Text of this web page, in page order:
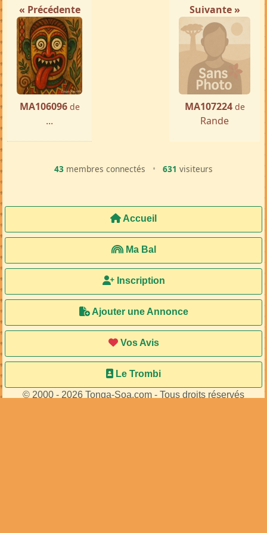
« Précédente
MA106096 de
...
Suivante »
MA107224 de
Rande
43 membres connectés • 631 visiteurs
Accueil
Ma Bal
Inscription
Ajouter une Annonce
Vos Avis
Le Trombi
© 2000 - 2026 Tonga-Soa.com - Tous droits réservés